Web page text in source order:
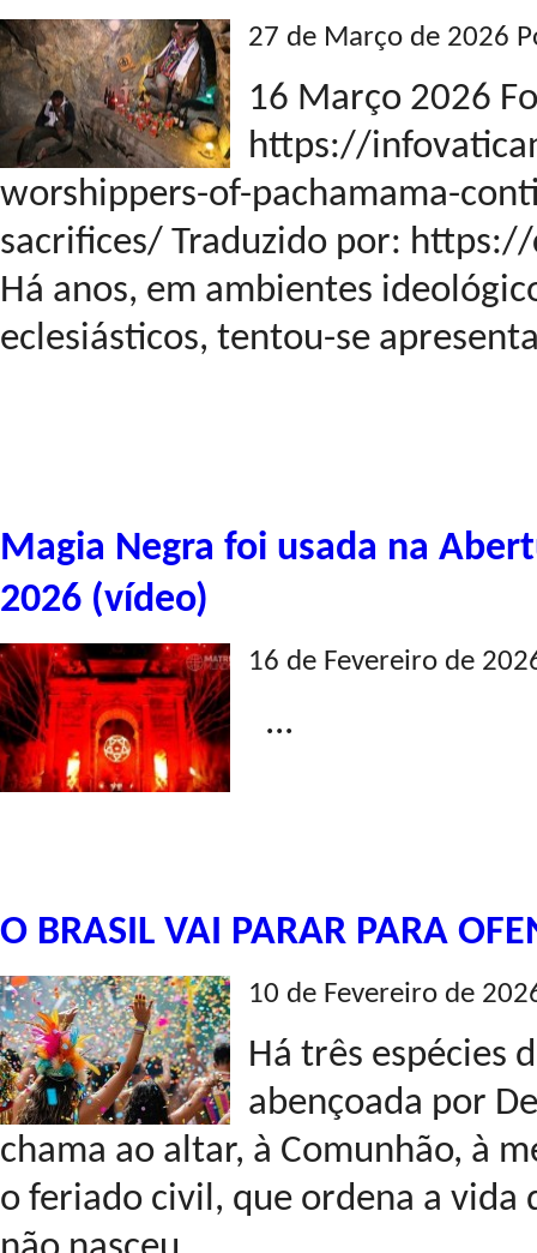
27 de Março de 2026
16 Março 2026
https://
worshippers-of-pachamama-
sacrifices/ Traduzido por:
Há anos, em ambientes
eclesiásticos, tentou-se
Magia Negra foi usada na
2026 (vídeo)
16 de Fevereiro de
...
O BRASIL VAI PARAR PARA
10 de Fevereiro de
Há três espécies
abençoada por
chama ao altar, à Comunhão, à
o feriado civil, que ordena a vida